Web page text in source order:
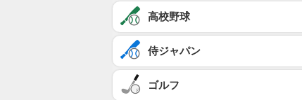
高校野球
侍ジャパン
ゴルフ